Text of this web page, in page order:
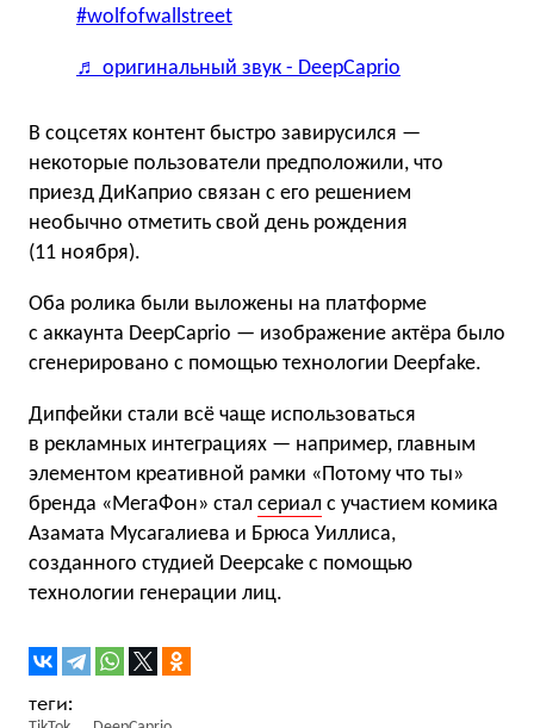
#wolfofwallstreet
♬ оригинальный звук - DeepCaprio
В соцсетях контент быстро завирусился —
некоторые пользователи предположили, что
приезд ДиКаприо связан с его решением
необычно отметить свой день рождения
(11 ноября).
Оба ролика были выложены на платформе
с аккаунта DeepCaprio — изображение актёра было
сгенерировано с помощью технологии Deepfake.
Дипфейки стали всё чаще использоваться
в рекламных интеграциях — например, главным
элементом креативной рамки «Потому что ты»
бренда «МегаФон» стал сериал с участием комика
Азамата Мусагалиева и Брюса Уиллиса,
созданного студией Deepcake с помощью
технологии генерации лиц.